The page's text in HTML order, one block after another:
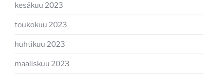
kesäkuu 2023
toukokuu 2023
huhtikuu 2023
maaliskuu 2023